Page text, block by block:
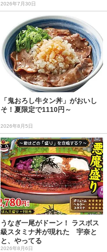
2026年7月30日
「鬼おろし牛タン丼」がおいし
そ！夏限定で1110円～
2026年8月5日
うなぎ一尾がドーン！ ラスボス
級スタミナ丼が現れた 宇奈と
と、やってる
2026年8月6日